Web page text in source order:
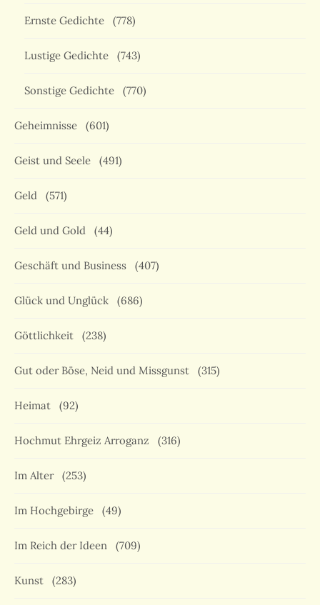
Ernste Gedichte (778)
Lustige Gedichte (743)
Sonstige Gedichte (770)
Geheimnisse (601)
Geist und Seele (491)
Geld (571)
Geld und Gold (44)
Geschäft und Business (407)
Glück und Unglück (686)
Göttlichkeit (238)
Gut oder Böse, Neid und Missgunst (315)
Heimat (92)
Hochmut Ehrgeiz Arroganz (316)
Im Alter (253)
Im Hochgebirge (49)
Im Reich der Ideen (709)
Kunst (283)